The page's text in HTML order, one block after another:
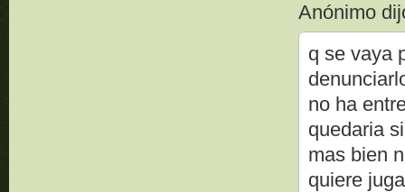
Anónimo
q se vaya
no ha
quedaria
mas bien
quiere